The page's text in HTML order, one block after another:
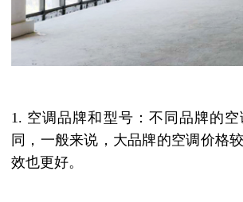
1. 空调品牌和型号：不同品牌的
同，一般来说，大品牌的空调价格
效也更好。